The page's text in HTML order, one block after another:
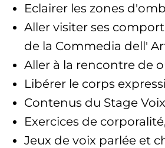
Eclairer les zones
Aller visiter ses
de la Commedia dell'
Aller à la rencontre de
Libérer le corps
Contenus du Stage
Exercices de
Jeux de voix parlée et